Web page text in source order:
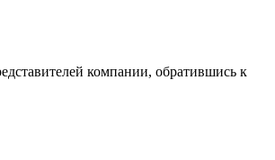
компании, обратившись к